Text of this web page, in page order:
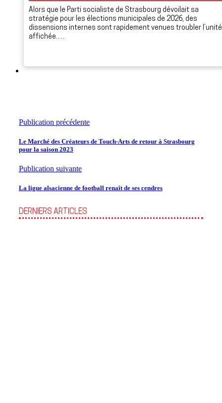
Alors que le Parti socialiste de Strasbourg dévoilait sa
stratégie pour les élections municipales de 2026, des
dissensions internes sont rapidement venues troubler l’unité
affichée.…
Publication précédente
Le Marché des Créateurs de Touch-Arts de retour à Strasbourg
pour la saison 2023
Publication suivante
La ligue alsacienne de football renaît de ses cendres
DERNIERS ARTICLES